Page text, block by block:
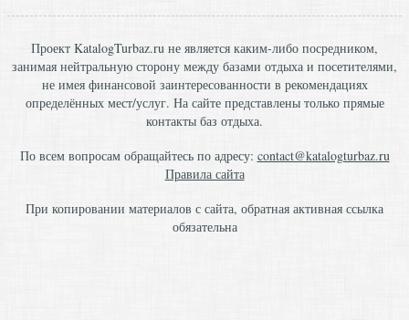
Проект KatalogTurbaz.ru не является каким-либо посредником,
занимая нейтральную сторону между базами отдыха и посетителями,
не имея финансовой заинтересованности в рекомендациях
определённых мест/услуг. На сайте представлены только прямые
контакты баз отдыха.
По всем вопросам обращайтесь по адресу: contact@katalogturbaz.ru
Правила сайта
При копировании материалов с сайта, обратная активная ссылка
обязательна